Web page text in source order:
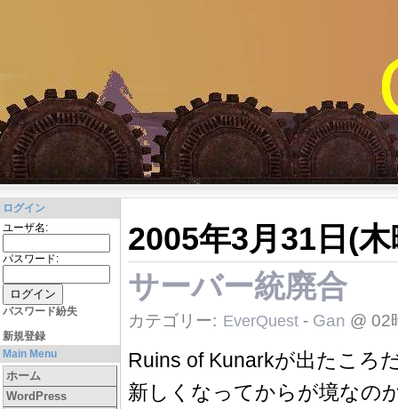
ログイン
ユーザ名:
パスワード:
パスワード紛失
新規登録
Main Menu
ホーム
WordPress
2005年3月31日(
サーバー統廃合
カテゴリー: EverQuest - Gan @ 02
Ruins of Kunarkが出たころ
新しくなってからが境なの